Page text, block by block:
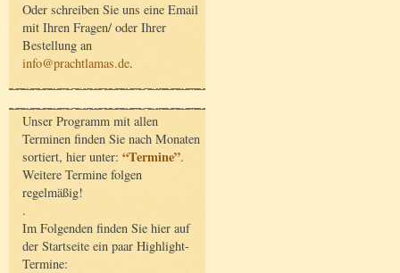
Oder schreiben Sie uns eine Email
mit Ihren Fragen/ oder Ihrer
Bestellung an
info@prachtlamas.de.
Unser Programm mit allen
Terminen finden Sie nach Monaten
sortiert, hier unter: “Termine”.
Weitere Termine folgen
regelmäßig!
.
Im Folgenden finden Sie hier auf
der Startseite ein paar Highlight-
Termine: